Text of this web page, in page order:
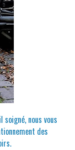
nous vous
des